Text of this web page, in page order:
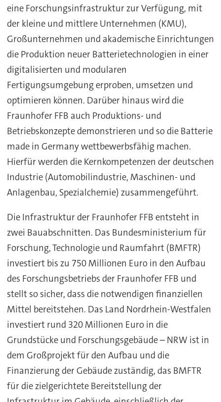
eine Forschungsinfrastruktur zur Verfügung, mit
der kleine und mittlere Unternehmen (KMU),
Großunternehmen und akademische Einrichtungen
die Produktion neuer Batterietechnologien in einer
digitalisierten und modularen
Fertigungsumgebung erproben, umsetzen und
optimieren können. Darüber hinaus wird die
Fraunhofer FFB auch Produktions- und
Betriebskonzepte demonstrieren und so die Batterie
made in Germany wettbewerbsfähig machen.
Hierfür werden die Kernkompetenzen der deutschen
Industrie (Automobilindustrie, Maschinen- und
Anlagenbau, Spezialchemie) zusammengeführt.
Die Infrastruktur der Fraunhofer FFB entsteht in
zwei Bauabschnitten. Das Bundesministerium für
Forschung, Technologie und Raumfahrt (BMFTR)
investiert bis zu 750 Millionen Euro in den Aufbau
des Forschungsbetriebs der Fraunhofer FFB und
stellt so sicher, dass die notwendigen finanziellen
Mittel bereitstehen. Das Land Nordrhein-Westfalen
investiert rund 320 Millionen Euro in die
Grundstücke und Forschungsgebäude – NRW ist in
dem Großprojekt für den Aufbau und die
Finanzierung der Gebäude zuständig, das BMFTR
für die zielgerichtete Bereitstellung der